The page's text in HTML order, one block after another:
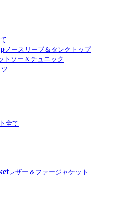
ノースリーブ＆タンクトップ
トソー＆チュニック
全て
レザー＆ファージャケット